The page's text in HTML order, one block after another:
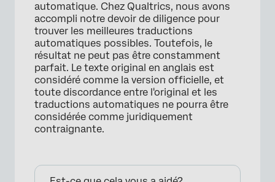
automatique. Chez Qualtrics, nous avons
accompli notre devoir de diligence pour
trouver les meilleures traductions
automatiques possibles. Toutefois, le
résultat ne peut pas être constamment
parfait. Le texte original en anglais est
considéré comme la version officielle, et
toute discordance entre l'original et les
traductions automatiques ne pourra être
considérée comme juridiquement
contraignante.